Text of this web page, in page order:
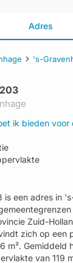
Adres
's-
ik bieden voor
is een adres in
Zuid-
zich op een
m². Gemiddeld
van 119